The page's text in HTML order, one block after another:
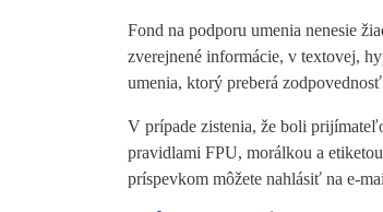
Fond na podporu umenia nenesie
zverejnené informácie, v textovej,
umenia, ktorý preberá
V prípade zistenia, že boli
pravidlami FPU, morálkou a
príspevkom môžete nahlásiť na e-